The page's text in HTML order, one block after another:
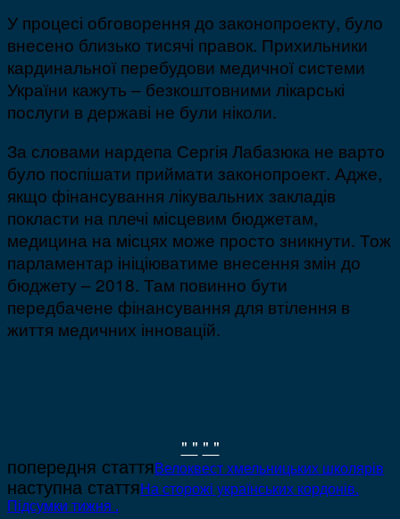
У процесі обговорення до законопроекту, було
внесено близько тисячі правок. Прихильники
кардинальної перебудови медичної системи
України кажуть – безкоштовними лікарські
послуги в державі не були ніколи.
За словами нардепа Сергія Лабазюка не варто
було поспішати приймати законопроект. Адже,
якщо фінансування лікувальних закладів
покласти на плечі місцевим бюджетам,
медицина на місцях може просто зникнути. Тож
парламентар ініціюватиме внесення змін до
бюджету – 2018. Там повинно бути
передбачене фінансування для втілення в
життя медичних інновацій.
" " " "
попередня статтяВелоквест хмельницьких школярів
наступна статтяНа сторожі українських кордонів.
Підсумки тижня .